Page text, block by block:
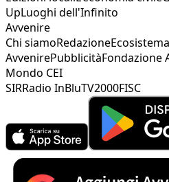
UpLuoghi dell'Infinito
Avvenire
Chi siamoRedazioneEcosistema
AvvenirePubblicitàFondazione
Mondo CEI
SIRRadio InBluTV2000FISC